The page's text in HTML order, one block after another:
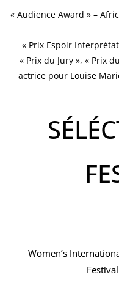
« Audience Award » –
« Prix Espoir
« Prix du Jury », « Prix
actrice pour Louise
Women’s